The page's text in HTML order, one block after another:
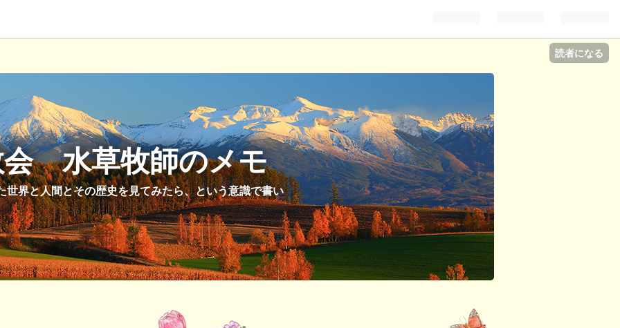
読者になる
会 水草牧師のメモ
世界と人間とその歴史を見てみたら、という意識で書い